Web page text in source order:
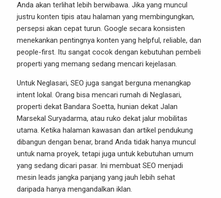
Anda akan terlihat lebih berwibawa. Jika yang muncul
justru konten tipis atau halaman yang membingungkan,
persepsi akan cepat turun. Google secara konsisten
menekankan pentingnya konten yang helpful, reliable, dan
people-first. Itu sangat cocok dengan kebutuhan pembeli
properti yang memang sedang mencari kejelasan.
Untuk Neglasari, SEO juga sangat berguna menangkap
intent lokal. Orang bisa mencari rumah di Neglasari,
properti dekat Bandara Soetta, hunian dekat Jalan
Marsekal Suryadarma, atau ruko dekat jalur mobilitas
utama. Ketika halaman kawasan dan artikel pendukung
dibangun dengan benar, brand Anda tidak hanya muncul
untuk nama proyek, tetapi juga untuk kebutuhan umum
yang sedang dicari pasar. Ini membuat SEO menjadi
mesin leads jangka panjang yang jauh lebih sehat
daripada hanya mengandalkan iklan.